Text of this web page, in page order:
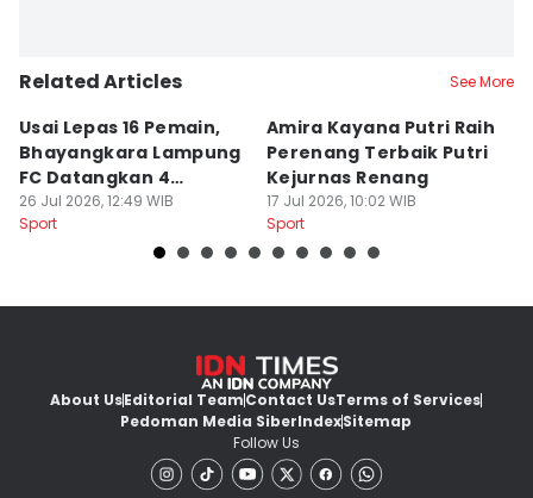
Related Articles See More
Usai Lepas 16 Pemain,
Bhayangkara Lampung
FC Datangkan 4
Rekrutan
26 Jul 2026, 12:49 WIB
Sport
Amira Kayana Putri Raih
Perenang Terbaik Putri
Kejurnas Renang
17 Jul 2026, 10:02 WIB
Sport
About UsEditorial TeamContact UsTerms of Services
Pedoman Media SiberIndexSitemap
Follow Us